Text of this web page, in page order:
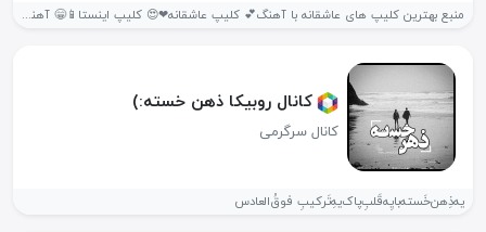
منبع بهترین کلیپ های عاشقانه با آهنگ💕 کلیپ عاشقانه❤😍 کلیپ اینستا📱😁 آهنگ🎵😊💚...
کانال روبیکا ذهن خسته:)
کانال سرگرمی
یه‌ذِهن‌خَسته‌با‌یِه‌قَلب‌ِپاک‌یه‌ِتَرکیبِ فوق‌ُالعادس